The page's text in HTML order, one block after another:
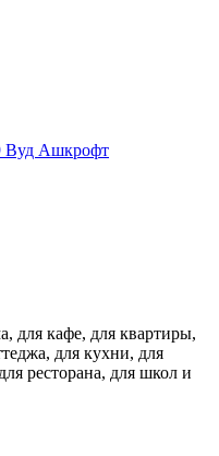
Вуд Ашкрофт
для кафе, для квартиры,
для кухни, для
ресторана, для школ и